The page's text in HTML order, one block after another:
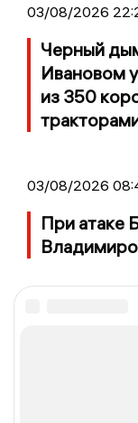
03/08/2026
Черный
Ивановом
из 350
03/08/2026
При атаке